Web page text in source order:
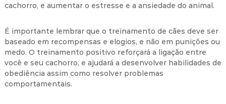
cachorro, e aumentar o estresse e a ansiedade do animal.
É importante lembrar que o treinamento de cães deve ser
baseado em recompensas e elogios, e não em punições ou
medo. O treinamento positivo reforçará a ligação entre
você e seu cachorro, e ajudará a desenvolver habilidades de
obediência assim como resolver problemas
comportamentais.